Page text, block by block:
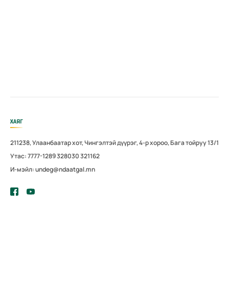
ХАЯГ
211238, Улаанбаатар хот, Чингэлтэй дүүрэг, 4-р хороо, Бага тойруу 13/1
Утас: 7777-1289 328030 321162
И-мэйл: undeg@ndaatgal.mn